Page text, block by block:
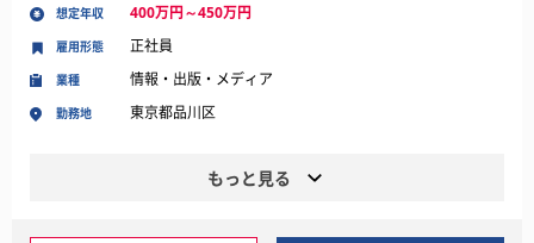
想定年収 400万円～450万円
業種 情報・出版・メディア
勤務地 東京都品川区
雇用形態 正社員
もっと見る